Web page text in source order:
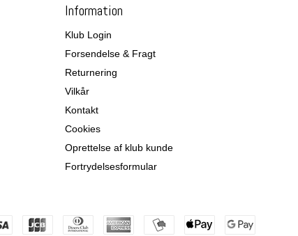
Information
Klub Login
Forsendelse & Fragt
Returnering
Vilkår
Kontakt
Cookies
Oprettelse af klub kunde
Fortrydelsesformular